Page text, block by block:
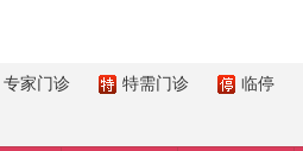
专家门诊 特需门诊 临停